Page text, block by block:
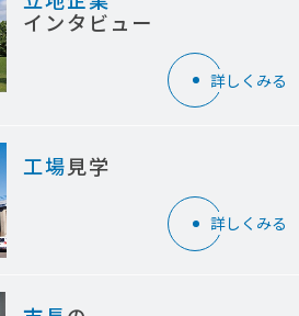
インタビュー
詳しくみる
工場見学
詳しくみる